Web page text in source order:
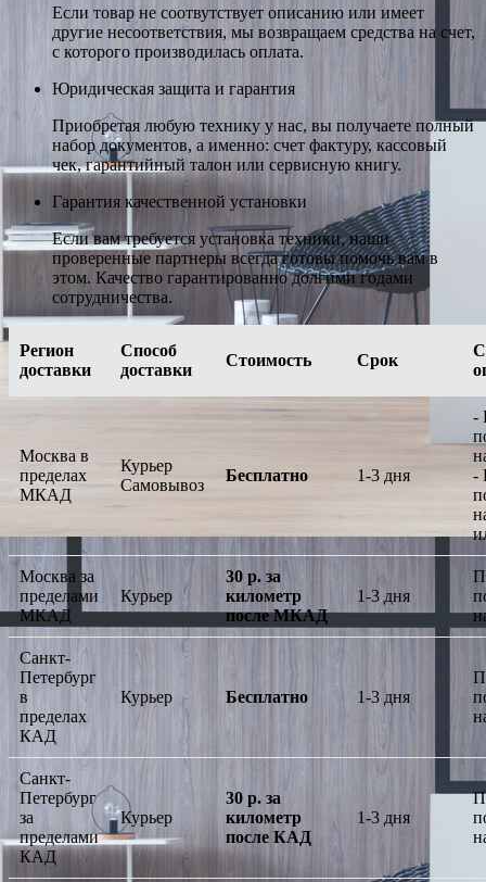
Если товар не соотвутствует описанию или имеет
другие несоответствия, мы возвращаем средства на счет,
с которого производилась оплата.
Юридическая защита и гарантия
Приобретая любую технику у нас, вы получаете полный
набор документов, а именно: счет фактуру, кассовый
чек, гарантийный талон или сервисную книгу.
Гарантия качественной установки
Если вам требуется установка техники, наши
проверенные партнеры всегда готовы помочь вам в
этом. Качество гарантированно долгими годами
сотрудничества.
Регион
доставки
Способ
доставки
Стоимость Срок
Москва в
пределах
МКАД
Курьер
Самовывоз
Бесплатно 1-3 дня
-
-
Москва за
пределами
МКАД
Курьер
30 р. за
километр
после МКАД
1-3 дня
Санкт-
Петербург
в
пределах
КАД
Курьер Бесплатно 1-3 дня
Санкт-
Петербург
за
пределами
КАД
Курьер
30 р. за
километр
после КАД
1-3 дня